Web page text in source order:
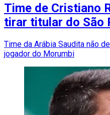
Time de Cristiano
tirar titular do São
Time da Arábia Saudita não
jogador do Morumbi